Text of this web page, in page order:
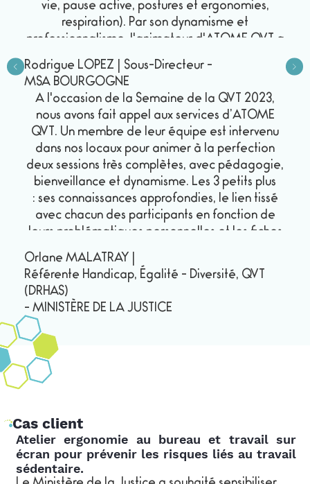
vie, pause active, postures et ergonomies,
respiration). Par son dynamisme et
professionnalisme, l'animateur d'ATOME QVT a
su partager ses connaissances et compétences
pour mieux-être et prendre soin de soi dans
notre domaine tertiaire. Les résultats sont très
satisfaisants. Un accompagnement sur mesure.
Très belle expérience.
Rodrigue LOPEZ Sous-Directeur -
MSA BOURGOGNE
À l'occasion de la Semaine de la QVT 2023,
nous avons fait appel aux services d’ATOME
QVT. Un membre de leur équipe est intervenu
dans nos locaux pour animer à la perfection
deux sessions très complètes, avec pédagogie,
bienveillance et dynamisme. Les 3 petits plus
: ses connaissances approfondies, le lien tissé
avec chacun des participants en fonction de
leurs problématiques personnelles et les fiches
pratiques mises à disposition à la fin de chaque
atelier, pour repartir avec des exercices
concrets à reproduire dans son quotidien. Je
recommande très vivement et ferais appel à
ATOME QVT sans hésitation pour de nouvelles
sessions. Merci encore pour la qualité de vos
riches interventions, et à très bientôt.
Orlane MALATRAY
Référente Handicap, Égalité - Diversité, QVT
(DRHAS)
- MINISTÈRE DE LA JUSTICE
Cas client
Atelier ergonomie au bureau et travail sur
écran pour prévenir les risques liés au travail
sédentaire.